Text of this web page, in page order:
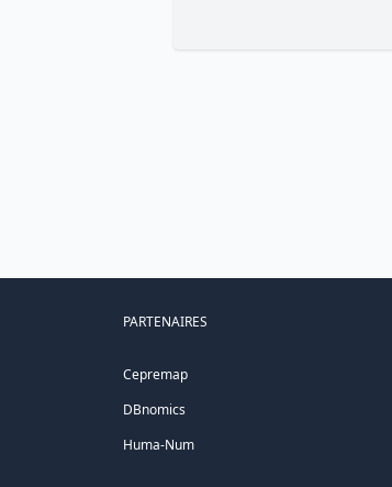
PARTENAIRES
Cepremap
DBnomics
Huma-Num